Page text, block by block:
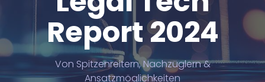
Für
Anwaltskanzleien
Insolvenzkanzleien
Rechtsabteilungen
Produkte
Anwaltskanzleien
Report 2024
Von Spitzenreitern, Nachzüglern &
Ansatzmöglichkeiten